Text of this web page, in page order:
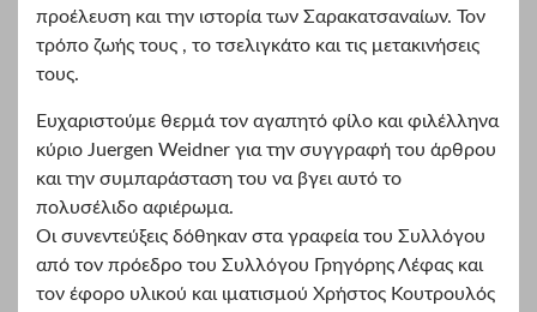
προέλευση και την ιστορία των Σαρακατσαναίων. Τον
τρόπο ζωής τους , το τσελιγκάτο και τις μετακινήσεις
τους.
Ευχαριστούμε θερμά τον αγαπητό φίλο και φιλέλληνα
κύριο Juergen Weidner για την συγγραφή του άρθρου
και την συμπαράσταση του να βγει αυτό το
πολυσέλιδο αφιέρωμα.
Οι συνεντεύξεις δόθηκαν στα γραφεία του Συλλόγου
από τον πρόεδρο του Συλλόγου Γρηγόρης Λέφας και
τον έφορο υλικού και ιματισμού Χρήστος Κουτρουλός